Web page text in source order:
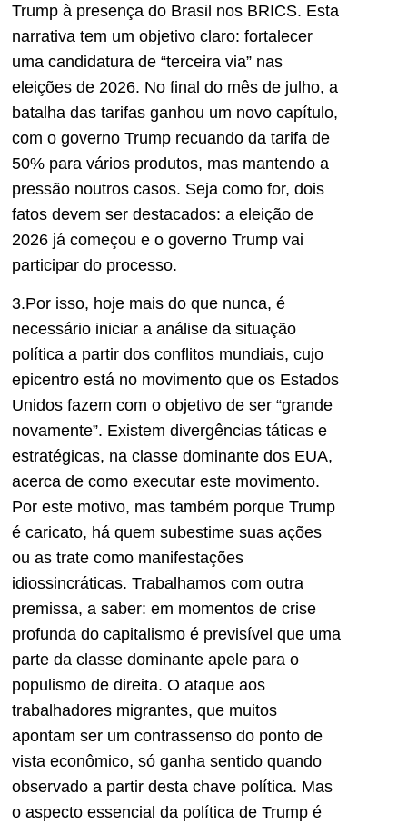
Trump à presença do Brasil nos BRICS. Esta
narrativa tem um objetivo claro: fortalecer
uma candidatura de “terceira via” nas
eleições de 2026. No final do mês de julho, a
batalha das tarifas ganhou um novo capítulo,
com o governo Trump recuando da tarifa de
50% para vários produtos, mas mantendo a
pressão noutros casos. Seja como for, dois
fatos devem ser destacados: a eleição de
2026 já começou e o governo Trump vai
participar do processo.
3.Por isso, hoje mais do que nunca, é
necessário iniciar a análise da situação
política a partir dos conflitos mundiais, cujo
epicentro está no movimento que os Estados
Unidos fazem com o objetivo de ser “grande
novamente”. Existem divergências táticas e
estratégicas, na classe dominante dos EUA,
acerca de como executar este movimento.
Por este motivo, mas também porque Trump
é caricato, há quem subestime suas ações
ou as trate como manifestações
idiossincráticas. Trabalhamos com outra
premissa, a saber: em momentos de crise
profunda do capitalismo é previsível que uma
parte da classe dominante apele para o
populismo de direita. O ataque aos
trabalhadores migrantes, que muitos
apontam ser um contrassenso do ponto de
vista econômico, só ganha sentido quando
observado a partir desta chave política. Mas
o aspecto essencial da política de Trump é